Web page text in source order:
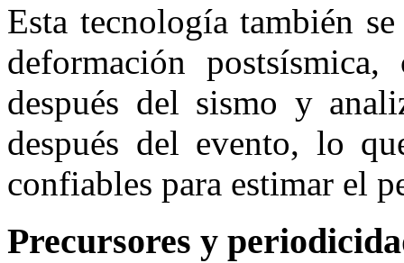
Esta tecnología también
deformación postsísmica,
después del sismo y
después del evento, lo
confiables para estimar el
Precursores y